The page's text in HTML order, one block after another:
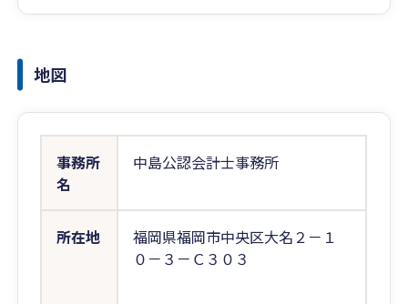
地図
事務所
名
中島公認会計士事務所
所在地
福岡県福岡市中央区大名２－１
０－３－Ｃ３０３